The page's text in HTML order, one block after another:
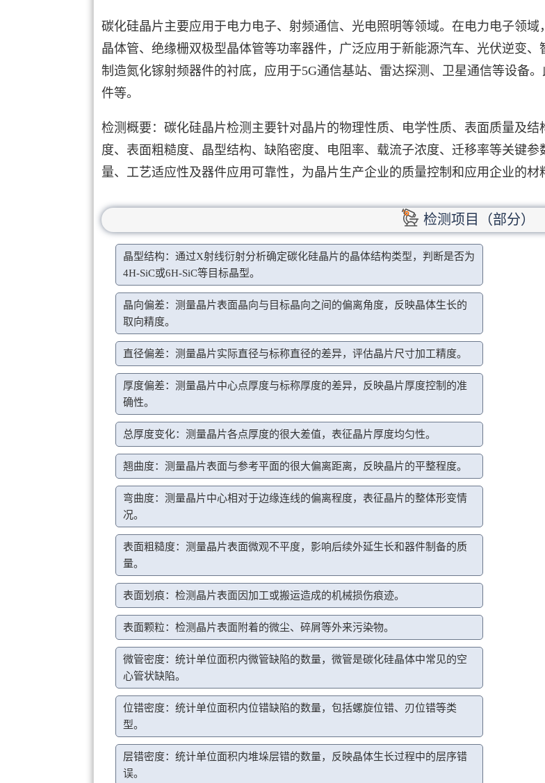
碳化硅晶片主要应用于电力电子、射频通信、光电照明等领域。在电力电子领
晶体管、绝缘栅双极型晶体管等功率器件，广泛应用于新能源汽车、光伏逆变
制造氮化镓射频器件的衬底，应用于5G通信基站、雷达探测、卫星通信等设备
件等。
检测概要：碳化硅晶片检测主要针对晶片的物理性质、电学性质、表面质量及
度、表面粗糙度、晶型结构、缺陷密度、电阻率、载流子浓度、迁移率等关键
量、工艺适应性及器件应用可靠性，为晶片生产企业的质量控制和应用企业的材
检测项目（部分）
晶型结构：通过X射线衍射分析确定碳化硅晶片的晶体结构类型，判断是否为
4H-SiC或6H-SiC等目标晶型。
晶向偏差：测量晶片表面晶向与目标晶向之间的偏离角度，反映晶体生长的
取向精度。
直径偏差：测量晶片实际直径与标称直径的差异，评估晶片尺寸加工精度。
厚度偏差：测量晶片中心点厚度与标称厚度的差异，反映晶片厚度控制的准
确性。
总厚度变化：测量晶片各点厚度的很大差值，表征晶片厚度均匀性。
翘曲度：测量晶片表面与参考平面的很大偏离距离，反映晶片的平整程度。
弯曲度：测量晶片中心相对于边缘连线的偏离程度，表征晶片的整体形变情
况。
表面粗糙度：测量晶片表面微观不平度，影响后续外延生长和器件制备的质
量。
表面划痕：检测晶片表面因加工或搬运造成的机械损伤痕迹。
表面颗粒：检测晶片表面附着的微尘、碎屑等外来污染物。
微管密度：统计单位面积内微管缺陷的数量，微管是碳化硅晶体中常见的空
心管状缺陷。
位错密度：统计单位面积内位错缺陷的数量，包括螺旋位错、刃位错等类
型。
层错密度：统计单位面积内堆垛层错的数量，反映晶体生长过程中的层序错
误。